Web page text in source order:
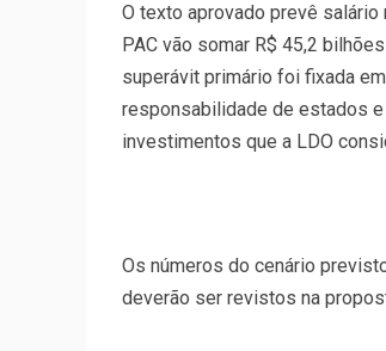
O texto aprovado prevê
PAC vão somar R$ 45,2
superávit primário foi fixada
responsabilidade de estados
investimentos que a LDO
Os números do cenário
deverão ser revistos na